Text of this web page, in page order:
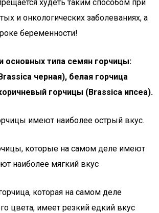
худеть таким способом при
и онкологических заболеваниях, а
беременности!
основных типа семян горчицы:
черная), белая горчица
горчицы (Brassica ипсеа).
имеют наиболее острый вкус.
которые на самом деле имеют
наиболее мягкий вкус
которая на самом деле
цвета, имеет резкий едкий вкус